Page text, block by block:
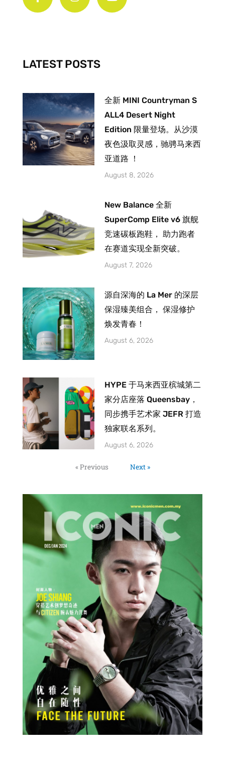
-
f
m
LATEST POSTS
全新 MINI Countryman S
ALL4 Desert Night
Edition 限量登场。从沙漠
夜色汲取灵感，驰骋马来西
亚道路 ！
August 8, 2026
New Balance 全新
SuperComp Elite v6 旗舰
竞速碳板跑鞋， 助力跑者
在赛道实现全新突破。
August 7, 2026
源自深海的 La Mer 的深层
保湿臻美组合， 保湿修护
焕发青春！
August 6, 2026
HYPE 于马来西亚槟城第二
家分店座落 Queensbay，
同步携手艺术家 JEFR 打造
独家联名系列。
August 6, 2026
« Previous Next »